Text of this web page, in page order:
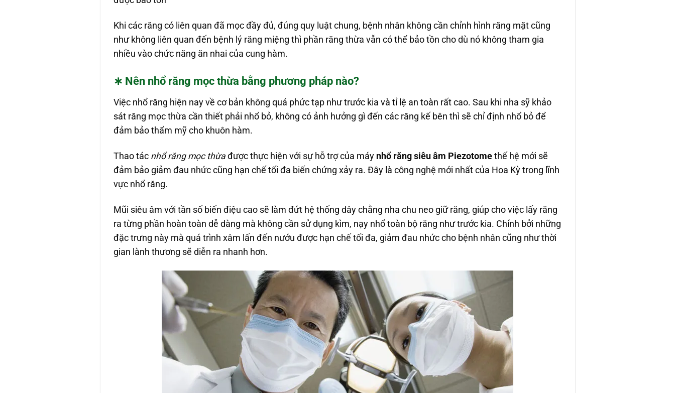
Khi các răng có liên quan đã mọc đầy đủ, đúng quy luật chung, bệnh nhân không cần chỉnh hình răng mặt cũng
như không liên quan đến bệnh lý răng miệng thì phần răng thừa vẫn có thể bảo tồn cho dù nó không tham gia
nhiều vào chức năng ăn nhai của cung hàm.
∗ Nên nhổ răng mọc thừa bằng phương pháp nào?
Việc nhổ răng hiện nay về cơ bản không quá phức tạp như trước kia và tỉ lệ an toàn rất cao. Sau khi nha sỹ khảo
sát răng mọc thừa cần thiết phải nhổ bỏ, không có ảnh hưởng gì đến các răng kế bên thì sẽ chỉ định nhổ bỏ để
đảm bảo thẩm mỹ cho khuôn hàm.
Thao tác nhổ răng mọc thừađược thực hiện với sự hỗ trợ của máy nhổ răng siêu âm Piezotomethế hệ mới sẽ
đảm bảo giảm đau nhức cũng hạn chế tối đa biến chứng xảy ra. Đây là công nghệ mới nhất của Hoa Kỳ trong lĩnh
vực nhổ răng.
Mũi siêu âm với tần số biến điệu cao sẽ làm đứt hệ thống dây chằng nha chu neo giữ răng, giúp cho việc lấy răng
ra từng phần hoàn toàn dễ dàng mà không cần sử dụng kìm, nạy nhổ toàn bộ răng như trước kia. Chính bởi những
đặc trưng này mà quá trình xâm lấn đến nướu được hạn chế tối đa, giảm đau nhức cho bệnh nhân cũng như thời
gian lành thương sẽ diễn ra nhanh hơn.